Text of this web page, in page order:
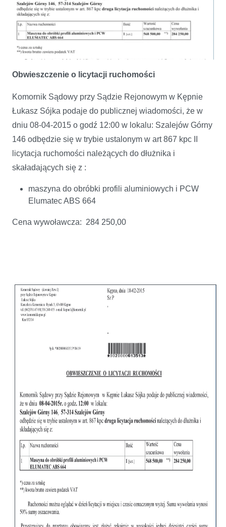
Obwieszczenie o licytacji ruchomości
Komornik Sądowy przy Sądzie Rejonowym w Kępnie
Łukasz Sójka podaje do publicznej wiadomości, że w
dniu 08-04-2015 o godź 12:00 w lokalu: Szalejów Górny
146 odbędzie się w trybie ustalonym w art 867 kpc II
licytacja ruchomości należących do dłużnika i
skaładających się z :
maszyna do obróbki profili aluminiowych i PCW
Elumatec ABS 664
Cena wywoławcza: 284 250,00